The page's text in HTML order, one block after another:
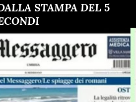
STAMPA DEL 5